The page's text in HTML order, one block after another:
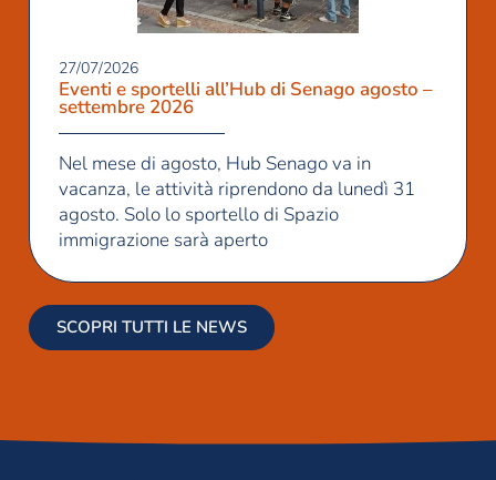
27/07/2026
Eventi e sportelli all’Hub di Senago agosto –
settembre 2026
Nel mese di agosto, Hub Senago va in
vacanza, le attività riprendono da lunedì 31
agosto. Solo lo sportello di Spazio
immigrazione sarà aperto
SCOPRI TUTTI LE NEWS